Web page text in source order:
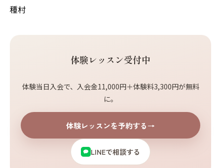
種村
体験レッスン受付中
体験当日入会で、入会金11,000円＋体験料3,300円が無料
に。
体験レッスンを予約する→
LINEで相談する